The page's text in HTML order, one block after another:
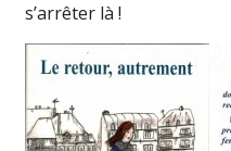
s’arrêter là !